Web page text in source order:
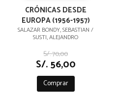
CRÓNICAS DESDE
EUROPA (1956-1957)
SALAZAR BONDY, SEBASTIAN /
SUSTI, ALEJANDRO
S/. 70,00
S/. 56,00
Comprar